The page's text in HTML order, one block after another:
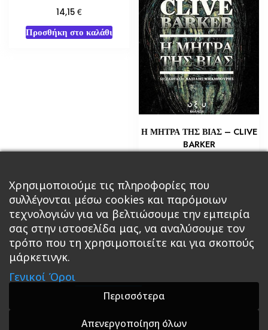
14,15 €
Προσθήκη στο καλάθι
Η ΜΗΤΡΑ ΤΗΣ ΒΙΑΣ – CLIVE
BARKER
Προσθήκη στο καλάθι
Κεντρική Βιβλία
Roleplaying Games Ψυχαγωγία Εκδόσεις Βάρδος
Σε Προσφορά
Χρησιμοποιούμε τις πληροφορίες που
συλλέγονται μέσω cookies και παρόμοιων
τεχνολογιών για να βελτιώσουμε την εμπειρία
σας στην ιστοσελίδα μας, να αναλύσουμε τον
τρόπο που τη χρησιμοποιείτε και για σκοπούς
μάρκετινγκ.
Γενικοί Όροι
Περισσότερα
Απενεργοποίηση όλων